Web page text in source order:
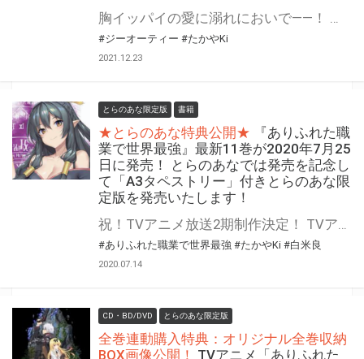
#ジーオーティー #たかやKi
2021.12.23
とらのあな限定版 書籍
★とらのあな特典公開★
『ありふれた職
業で世界最強』最新11巻が2020年7月25
日に発売！ とらのあなでは発売を記念し
て「A3タペストリー」付きとらのあな限
定版を発売いたします！
#ありふれた職業で世界最強 #たかやKi #白米良
2020.07.14
CD・BD/DVD とらのあな限定版
全巻連動購入特典：オリジナル全巻収納
BOX画像公開！ TVアニメ「ありふれた